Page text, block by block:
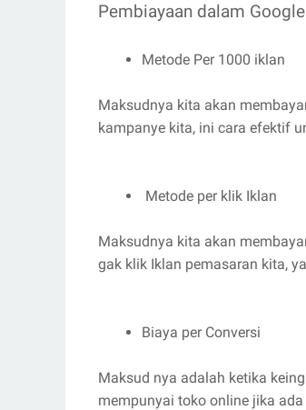
Pembiayaan dalam
Metode Per 1000 iklan
Maksudnya kita akan
kampanye kita, ini cara efektif
Metode per klik Iklan
Maksudnya kita akan
gak klik Iklan pemasaran kita,
Biaya per Conversi
Maksud nya adalah ketika
mempunyai toko online jika